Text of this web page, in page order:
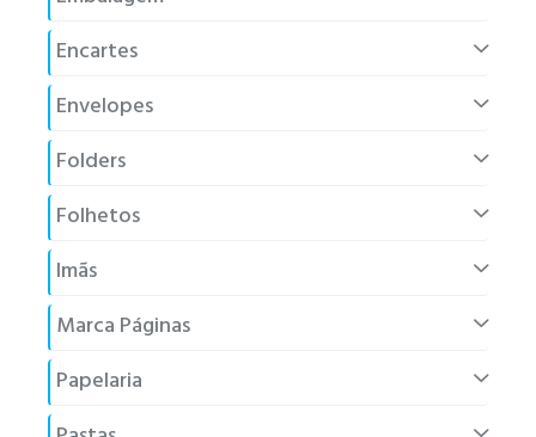
Encartes
Envelopes
Folders
Folhetos
Imãs
Marca Páginas
Papelaria